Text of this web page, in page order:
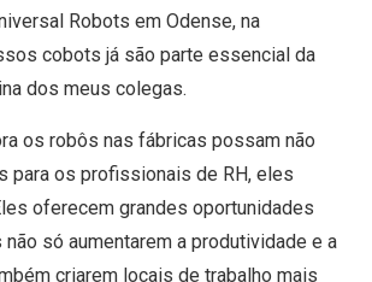
Robots em Odense, na
cobots já são parte essencial da
dos meus colegas.
os robôs nas fábricas possam não
para os profissionais de RH, eles
oferecem grandes oportunidades
só aumentarem a produtividade e a
criarem locais de trabalho mais